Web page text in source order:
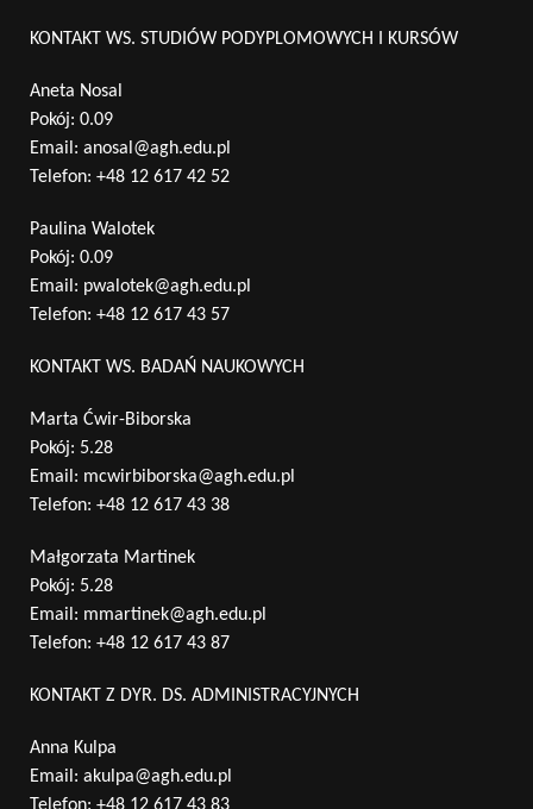
KONTAKT WS. STUDIÓW PODYPLOMOWYCH I KURSÓW
Aneta Nosal
Pokój: 0.09
Email: anosal@agh.edu.pl
Telefon: +48 12 617 42 52
Paulina Walotek
Pokój: 0.09
Email: pwalotek@agh.edu.pl
Telefon: +48 12 617 43 57
KONTAKT WS. BADAŃ NAUKOWYCH
Marta Ćwir-Biborska
Pokój: 5.28
Email: mcwirbiborska@agh.edu.pl
Telefon: +48 12 617 43 38
Małgorzata Martinek
Pokój: 5.28
Email: mmartinek@agh.edu.pl
Telefon: +48 12 617 43 87
KONTAKT Z DYR. DS. ADMINISTRACYJNYCH
Anna Kulpa
Email: akulpa@agh.edu.pl